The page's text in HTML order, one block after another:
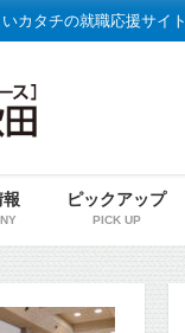
カタチの就職応援サイト
報 ピックアップ
PICK UP